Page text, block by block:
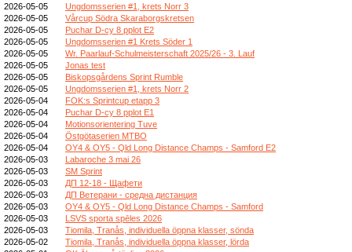
2026-05-05
Ungdomsserien #1, krets Norr 3
2026-05-05
Vårcup Södra Skaraborgskretsen
2026-05-05
Puchar D-cy 8 pplot E2
2026-05-05
Ungdomsserien #1 Krets Söder 1
2026-05-05
Wr. Paarlauf-Schulmeisterschaft 2025/26 - 3. Lauf
2026-05-05
Jonas test
2026-05-05
Biskopsgårdens Sprint Rumble
2026-05-05
Ungdomsserien #1, krets Norr 2
2026-05-04
FOK:s Sprintcup etapp 3
2026-05-04
Puchar D-cy 8 pplot E1
2026-05-04
Motionsorientering Tuve
2026-05-04
Östgötaserien MTBO
2026-05-04
OY4 & OY5 - Qld Long Distance Champs - Samford E2
2026-05-03
Labaroche 3 mai 26
2026-05-03
SM Sprint
2026-05-03
ДП 12-18 - Щафети
2026-05-03
ДП Ветерани - средна дистанция
2026-05-03
OY4 & OY5 - Qld Long Distance Champs - Samford
2026-05-03
LSVS sporta spēles 2026
2026-05-03
Tiomila, Tranås, individuella öppna klasser, sönda
2026-05-02
Tiomila, Tranås, individuella öppna klasser, lörda